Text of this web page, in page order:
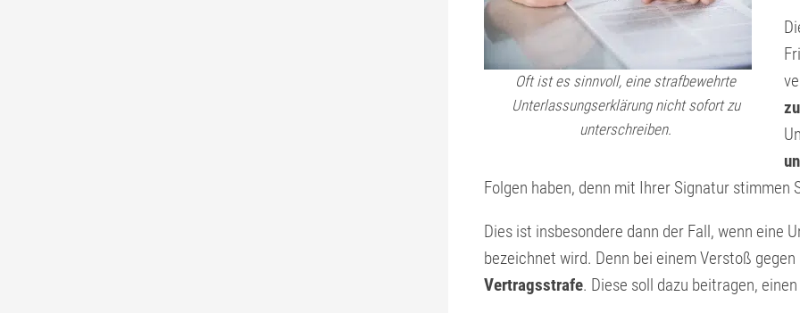
Oft ist es sinnvoll, eine strafbewehrte
Unterlassungs­erklärung nicht sofort zu
unterschreiben.
Folgen haben, denn mit Ihrer Signatur stimmen
Dies ist insbesondere dann der Fall, wenn eine
bezeichnet wird. Denn bei einem Verstoß
Vertragsstrafe. Diese soll dazu beitragen, einen